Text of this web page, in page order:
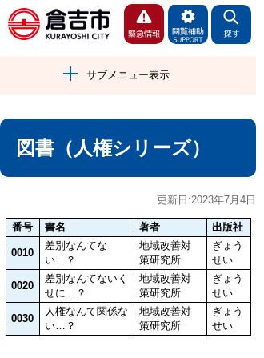
サブメニュー表示
図書（人権シリーズ）
更新日:2023年7月4日
番号 書名 著者 出版社
0010
差別なんてな
い…？
地域改善対
策研究所
ぎょう
せい
0020
差別なんてないく
せに…？
地域改善対
策研究所
ぎょう
せい
0030
人権なんて関係な
い…？
地域改善対
策研究所
ぎょう
せい